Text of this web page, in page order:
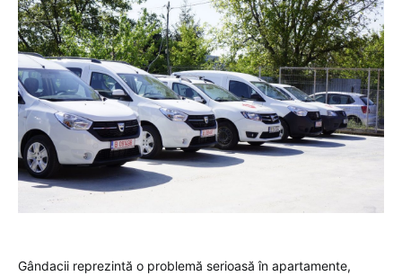
Gândacii reprezintă o problemă serioasă în apartamente,